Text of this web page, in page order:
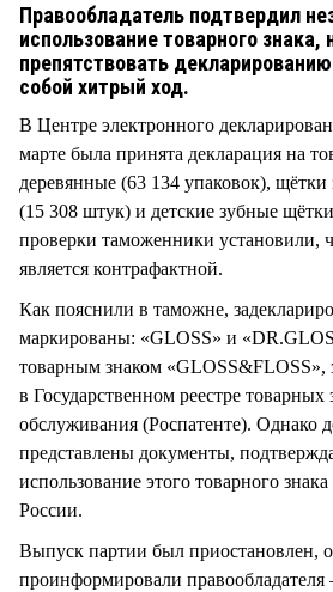
Правообладатель подтвердил
использование товарного знака,
препятствовать
собой хитрый ход.
В Центре электронного
марте была принята декларация на
деревянные (63 134 упаковок),
(15 308 штук) и детские зубные
проверки таможенники установили,
является контрафактной.
Как пояснили в таможне,
маркированы: «GLOSS» и
товарным знаком «GLOSS&FLOSS»,
в Государственном реестре товарных
обслуживания (Роспатенте). Однако
представлены документы,
использование этого товарного
России.
Выпуск партии был приостановлен,
проинформировали